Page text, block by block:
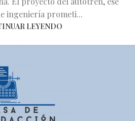
ingeniería prometi...
LEYENDO